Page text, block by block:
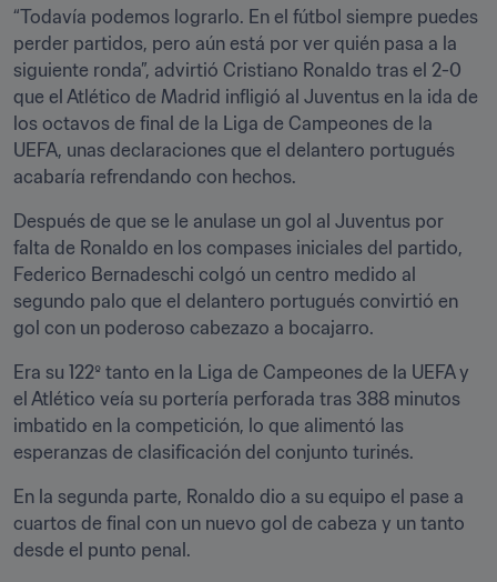
“Todavía podemos lograrlo. En el fútbol siempre puedes
perder partidos, pero aún está por ver quién pasa a la
siguiente ronda”, advirtió Cristiano Ronaldo tras el 2-0
que el Atlético de Madrid infligió al Juventus en la ida de
los octavos de final de la Liga de Campeones de la
UEFA, unas declaraciones que el delantero portugués
acabaría refrendando con hechos.
Después de que se le anulase un gol al Juventus por
falta de Ronaldo en los compases iniciales del partido,
Federico Bernadeschi colgó un centro medido al
segundo palo que el delantero portugués convirtió en
gol con un poderoso cabezazo a bocajarro.
Era su 122º tanto en la Liga de Campeones de la UEFA y
el Atlético veía su portería perforada tras 388 minutos
imbatido en la competición, lo que alimentó las
esperanzas de clasificación del conjunto turinés.
En la segunda parte, Ronaldo dio a su equipo el pase a
cuartos de final con un nuevo gol de cabeza y un tanto
desde el punto penal.